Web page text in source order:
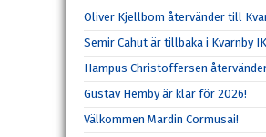
Oliver Kjellbom återvänder till
Semir Cahut är tillbaka i Kvarnby
Hampus Christoffersen
Gustav Hemby är klar för 2026!
Välkommen Mardin Cormusai!